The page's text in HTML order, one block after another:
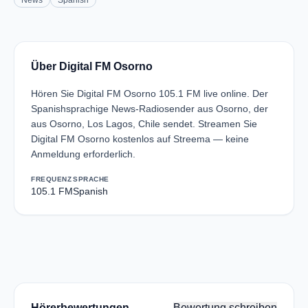
Über Digital FM Osorno
Hören Sie Digital FM Osorno 105.1 FM live online. Der
Spanishsprachige News-Radiosender aus Osorno, der
aus Osorno, Los Lagos, Chile sendet. Streamen Sie
Digital FM Osorno kostenlos auf Streema — keine
Anmeldung erforderlich.
FREQUENZ
105.1 FM
SPRACHE
Spanish